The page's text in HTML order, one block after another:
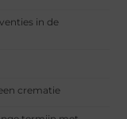
in de
crematie